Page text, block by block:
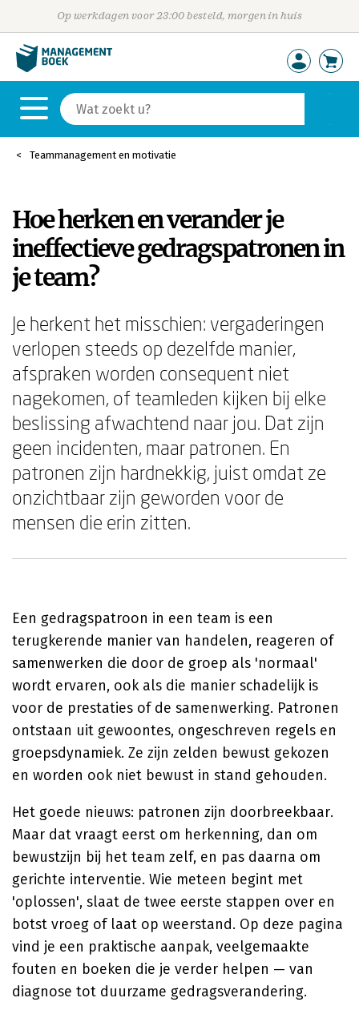
Op werkdagen voor 23:00 besteld, morgen in huis
Teammanagement en motivatie
Hoe herken en verander je
ineffectieve gedragspatronen in
je team?
Je herkent het misschien: vergaderingen
verlopen steeds op dezelfde manier,
afspraken worden consequent niet
nagekomen, of teamleden kijken bij elke
beslissing afwachtend naar jou. Dat zijn
geen incidenten, maar patronen. En
patronen zijn hardnekkig, juist omdat ze
onzichtbaar zijn geworden voor de
mensen die erin zitten.
Een gedragspatroon in een team is een
terugkerende manier van handelen, reageren of
samenwerken die door de groep als 'normaal'
wordt ervaren, ook als die manier schadelijk is
voor de prestaties of de samenwerking. Patronen
ontstaan uit gewoontes, ongeschreven regels en
groepsdynamiek. Ze zijn zelden bewust gekozen
en worden ook niet bewust in stand gehouden.
Het goede nieuws: patronen zijn doorbreekbaar.
Maar dat vraagt eerst om herkenning, dan om
bewustzijn bij het team zelf, en pas daarna om
gerichte interventie. Wie meteen begint met
'oplossen', slaat de twee eerste stappen over en
botst vroeg of laat op weerstand. Op deze pagina
vind je een praktische aanpak, veelgemaakte
fouten en boeken die je verder helpen — van
diagnose tot duurzame gedragsverandering.